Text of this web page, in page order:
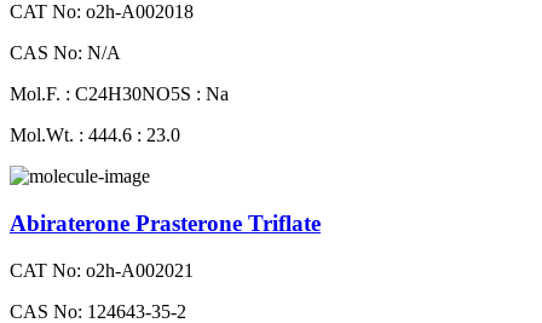
CAT No: o2h-A002018
CAS No: N/A
Mol.F. : C24H30NO5S : Na
Mol.Wt. : 444.6 : 23.0
Abiraterone Prasterone Triflate
CAT No: o2h-A002021
CAS No: 124643-35-2